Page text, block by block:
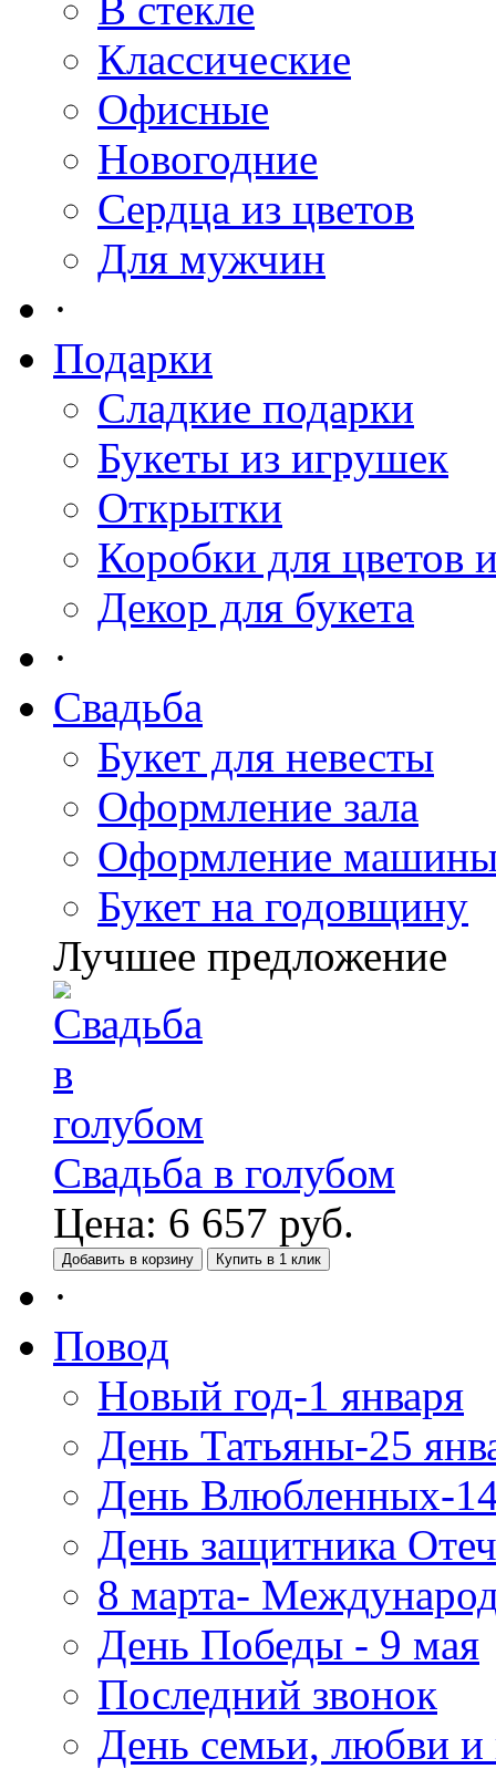
Классические
Офисные
Новогодние
Сердца из цветов
Для мужчин
·
Подарки
Сладкие подарки
Букеты из игрушек
Открытки
Коробки для цветов
Декор для букета
·
Свадьба
Букет для невесты
Оформление зала
Оформление
Букет на годовщину
Лучшее предложение
Свадьба в голубом
Цена: 6 657 руб.
Добавить в корзину Купить в 1 клик
·
Повод
Новый год-1 января
День Татьяны-25
День Влюбленных-
День защитника
8 марта-
День Победы - 9 мая
Последний звонок
День семьи, любви и